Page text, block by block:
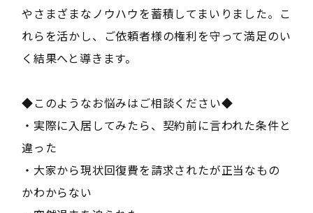
やさまざまなノウハウを蓄積してまいりました。こ
れらを活かし、ご依頼者様の権利を守って満足のい
く結果へと導きます。
◆このようなお悩みはご相談ください◆
・実際に入居してみたら、契約前に言われた条件と
違った
・大家から現状回復費を請求されたが正当なもの
かわからない